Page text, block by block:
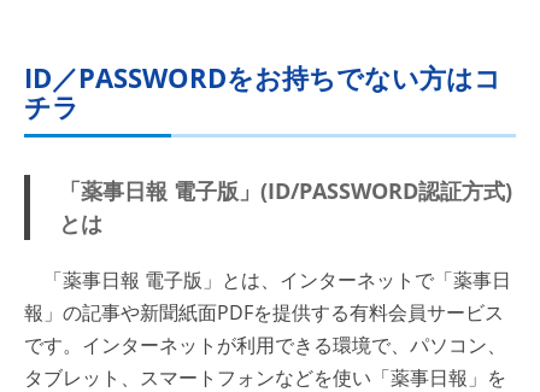
ID／PASSWORDをお持ちでない方はコ
チラ
「薬事日報 電子版」(ID/PASSWORD認証方式)
とは
「薬事日報 電子版」とは、インターネットで「薬事日
報」の記事や新聞紙面PDFを提供する有料会員サービス
です。インターネットが利用できる環境で、パソコン、
タブレット、スマートフォンなどを使い「薬事日報」を